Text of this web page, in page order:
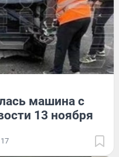
машина с
13 ноября
17